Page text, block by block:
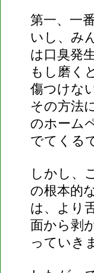
第一、一
いし、み
は口臭発
もし磨く
傷つけな
その方法
のホーム
でてくる
しかし、
の根本的
は、より
面から剥
っていき